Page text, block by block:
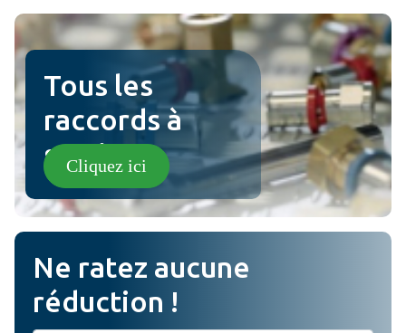
ville examen
Tous les
raccords à
sertir !
Cliquez ici
Ne ratez aucune
réduction !